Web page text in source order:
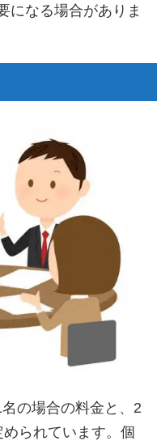
になる場合がありま
の場合の料金と、2
られています。個